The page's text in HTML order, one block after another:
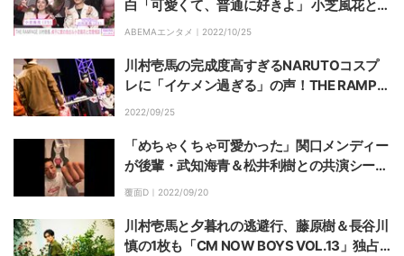
白「可愛くて、普通に好きよ」 小芝風花と恋
愛相談も
ABEMAエンタメ｜ 2022/10/25
川村壱馬の完成度高すぎるNARUTOコスプ
レに「イケメン過ぎる」の声！THE RAMPA
GEプレゼンツYOASOBI『怪物』ダンスも！
2022/09/25
「めちゃくちゃ可愛かった」関口メンディー
が後輩・武知海青＆松井利樹との共演シーン
を振り返る
覆面D｜ 2022/09/20
川村壱馬と夕暮れの逃避行、藤原樹＆長谷川
慎の1枚も「CM NOW BOYS VOL.13」独占